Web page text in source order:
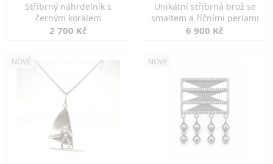
Stříbrný náhrdelník s
černým korálem
2 700 Kč
Unikátní stříbrná brož se
smaltem a říčními perlami
6 900 Kč
NOVÉ NOVÉ